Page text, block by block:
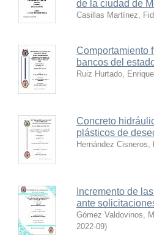
de la ciudad de
Casillas Martínez,
Comportamiento
bancos del
Ruiz Hurtado, Enrique
Concreto
plásticos de
Hernández Cisneros,
Incremento de
ante
Gómez Valdovinos,
2022-09)